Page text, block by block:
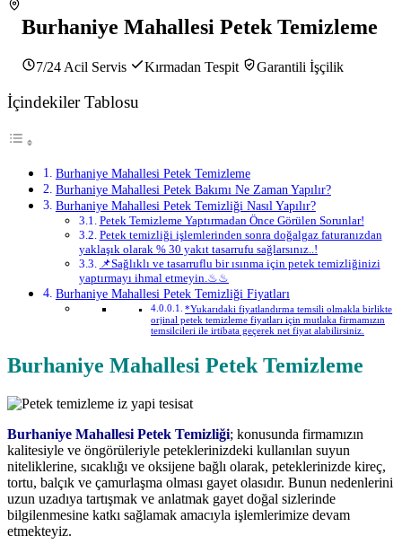
Burhaniye Mahallesi Petek Temizleme
7/24 Acil Servis Kırmadan Tespit Garantili İşçilik
İçindekiler Tablosu
Burhaniye Mahallesi Petek Temizleme
Burhaniye Mahallesi Petek Bakımı Ne Zaman Yapılır?
Burhaniye Mahallesi Petek Temizliği Nasıl Yapılır?
Petek Temizleme Yaptırmadan Önce Görülen Sorunlar!
Petek temizliği işlemlerinden sonra doğalgaz faturanızdan
yaklaşık olarak % 30 yakıt tasarrufu sağlarsınız..!
📌Sağlıklı ve tasarruflu bir ısınma için petek temizliğinizi
yaptırmayı ihmal etmeyin.♨♨
Burhaniye Mahallesi Petek Temizliği Fiyatları
*Yukarıdaki fiyatlandırma temsili olmakla birlikte
orjinal petek temizleme fiyatları için mutlaka firmamızın
temsilcileri ile irtibata geçerek net fiyat alabilirsiniz.
Burhaniye Mahallesi Petek Temizleme
Burhaniye Mahallesi Petek Temizliği; konusunda firmamızın
kalitesiyle ve öngörüleriyle peteklerinizdeki kullanılan suyun
niteliklerine, sıcaklığı ve oksijene bağlı olarak, peteklerinizde kireç,
tortu, balçık ve çamurlaşma olması gayet olasıdır. Bunun nedenlerini
uzun uzadıya tartışmak ve anlatmak gayet doğal sizlerinde
bilgilenmesine katkı sağlamak amacıyla işlemlerimize devam
etmekteyiz.